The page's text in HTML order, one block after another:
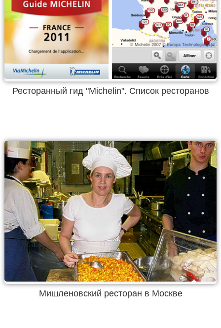
Ресторанный гид "Michelin". Список ресторанов
Мишленовский ресторан в Москве